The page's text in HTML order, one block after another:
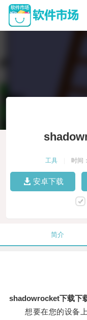
工具 时间
安卓下载
简介
shadowrocket下载下
想要在您的设备上